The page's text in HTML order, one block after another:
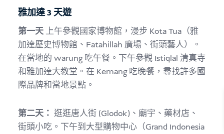
雅加達 3 天遊
第一天 上午參觀國家博物館，漫步 Kota Tua（雅
加達歷史博物館、Fatahillah 廣場、街頭藝人）。
在當地的 warung 吃午餐。下午參觀 Istiqlal 清真寺
和雅加達大教堂。在 Kemang 吃晚餐，尋找許多國
際品牌和當地景點。
第二天： 逛逛唐人街 (Glodok)、廟宇、藥材店、
街頭小吃。下午到大型購物中心（Grand Indonesia